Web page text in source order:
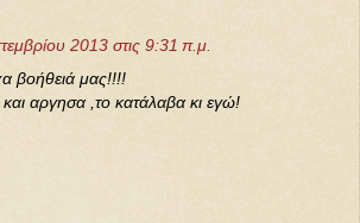
2013 στις 9:31 π.μ.
βοήθειά μας!!!!
αργησα ,το κατάλαβα κι εγώ!